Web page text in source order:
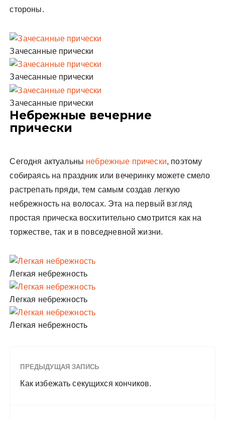
стороны.
Зачесанные прически
Зачесанные прически
Зачесанные прически
Небрежные вечерние
прически
Сегодня актуальны небрежные прически, поэтому
собираясь на праздник или вечеринку можете смело
растрепать пряди, тем самым создав легкую
небрежность на волосах. Эта на первый взгляд
простая прическа восхитительно смотрится как на
торжестве, так и в повседневной жизни.
Легкая небрежность
Легкая небрежность
Легкая небрежность
ПРЕДЫДУЩАЯ ЗАПИСЬ
Как избежать секущихся кончиков.